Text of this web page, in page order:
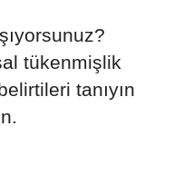
tükenmişlik
tanıyın